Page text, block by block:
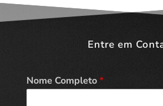
Entre em
Nome Completo*